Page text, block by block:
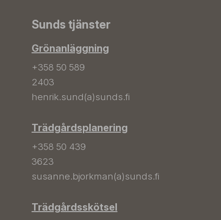
Sunds tjänster
Grönanläggning
+358 50 589
2403
henrik.sund(a)sunds.fi
Trädgårdsplanering
+358 50 439
3623
susanne.bjorkman(a)sunds.fi
Trädgårdsskötsel